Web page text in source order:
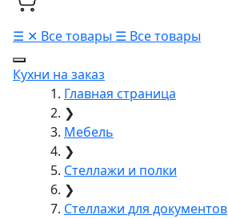
☰ ✕ Все товары ☰ Все товары
Кухни на заказ
Главная страница
❯
Мебель
❯
Стеллажи и полки
❯
Стеллажи для документов